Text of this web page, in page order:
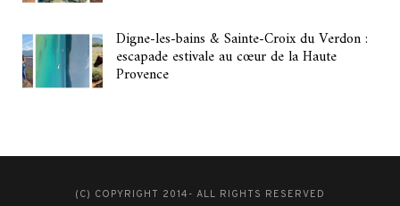
Digne-les-bains & Sainte-Croix du Verdon :
escapade estivale au cœur de la Haute
Provence
(C) COPYRIGHT 2014- ALL RIGHTS RESERVED